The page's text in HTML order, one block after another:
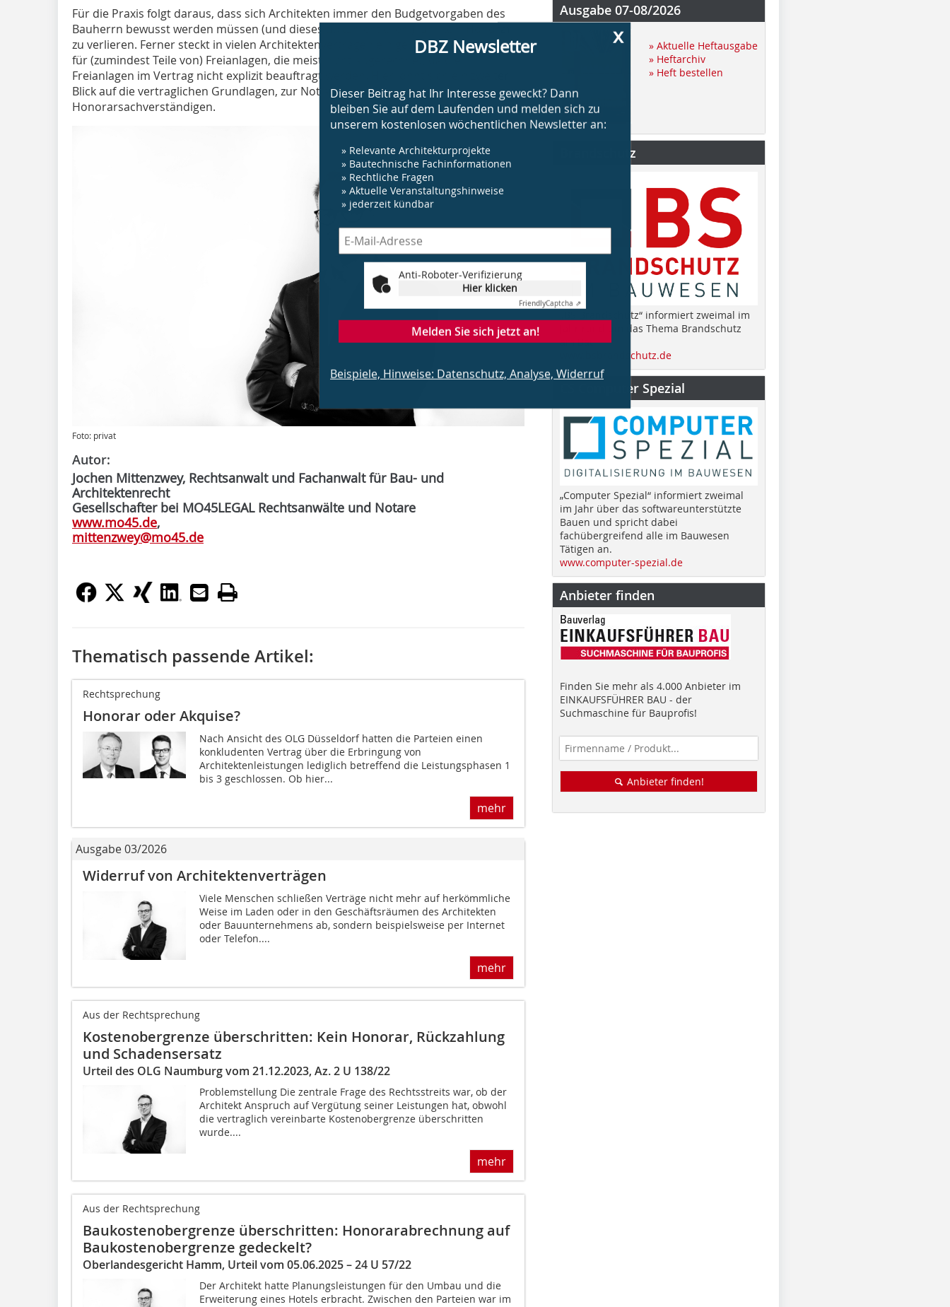
Für die Praxis folgt daraus, dass sich Architekten immer den Budgetvorgaben des
Bauherrn bewusst werden müssen (und dieses dokumentieren!), um kein Honorar
zu verlieren. Ferner steckt in vielen Architektenverträgen ein gesondertes Honorar
für (zumindest Teile von) Freianlagen, die meist nicht abgerechnet, da die
Freianlagen im Vertrag nicht explizit beauftragt werden. Hier lohnt sich ein zweiter
Blick auf die vertraglichen Grundlagen, zur Not auch der Blick eines
Honorarsachverständigen.
Foto: privat
Autor:
Jochen Mittenzwey, Rechtsanwalt und Fachanwalt für Bau- und
Architektenrecht
Gesellschafter bei MO45LEGAL Rechtsanwälte und Notare
www.mo45.de,
mittenzwey@mo45.de
x
DBZ Newsletter
Dieser Beitrag hat Ihr Interesse geweckt? Dann
bleiben Sie auf dem Laufenden und melden sich zu
unserem kostenlosen wöchentlichen Newsletter an:
» Relevante Architekturprojekte
» Bautechnische Fachinformationen
» Rechtliche Fragen
» Aktuelle Veranstaltungshinweise
» jederzeit kündbar
Anti-Roboter-Verifizierung
Hier klicken
Friendly Captcha ⇗
Melden Sie sich jetzt an!
Beispiele, Hinweise: Datenschutz, Analyse, Widerruf
Thematisch passende Artikel:
Rechtsprechung
Honorar oder Akquise?
Nach Ansicht des OLG Düsseldorf hatten die Parteien einen
konkludenten Vertrag über die Erbringung von
Architektenleistungen lediglich betreffend die Leistungsphasen 1
bis 3 geschlossen. Ob hier...
mehr
Ausgabe 03/2026
Widerruf von Architektenverträgen
Viele Menschen schließen Verträge nicht mehr auf herkömmliche
Weise im Laden oder in den Geschäftsräumen des Architekten
oder Bauunternehmens ab, sondern beispielsweise per Internet
oder Telefon....
mehr
Aus der Rechtsprechung
Kostenobergrenze überschritten: Kein Honorar, Rückzahlung
und Schadensersatz
Urteil des OLG Naumburg vom 21.12.2023, Az. 2 U 138/22
Problemstellung Die zentrale Frage des Rechtsstreits war, ob der
Architekt Anspruch auf Vergütung seiner Leistungen hat, obwohl
die vertraglich vereinbarte Kostenobergrenze überschritten
wurde....
mehr
Aus der Rechtsprechung
Baukostenobergrenze überschritten: Honorarabrechnung auf
Baukostenobergrenze gedeckelt?
Oberlandesgericht Hamm, Urteil vom 05.06.2025 – 24 U 57/22
Der Architekt hatte Planungsleistungen für den Umbau und die
Erweiterung eines Hotels erbracht. Zwischen den Parteien war im
Ausgabe 07-08/2026
» Aktuelle Heftausgabe
» Heftarchiv
» Heft bestellen
Brandschutz
„BS Brandschutz“ informiert zweimal im
Jahr rund um das Thema Brandschutz
am Bau.
www.bsbrandschutz.de
CS Computer Spezial
„Computer Spezial“ informiert zweimal
im Jahr über das softwareunterstützte
Bauen und spricht dabei
fachübergreifend alle im Bauwesen
Tätigen an.
www.computer-spezial.de
Anbieter finden
Finden Sie mehr als 4.000 Anbieter im
EINKAUFSFÜHRER BAU - der
Suchmaschine für Bauprofis!
Anbieter finden!